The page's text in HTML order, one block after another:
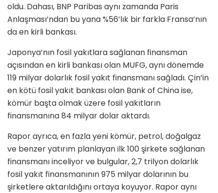
oldu. Dahası, BNP Paribas aynı zamanda Paris
Anlaşması’ndan bu yana %56’lık bir farkla Fransa’nın
da en kirli bankası.
Japonya’nın fosil yakıtlara sağlanan finansman
açısından en kirli bankası olan MUFG, aynı dönemde
119 milyar dolarlık fosil yakıt finansmanı sağladı. Çin’in
en kötü fosil yakıt bankası olan Bank of China ise,
kömür başta olmak üzere fosil yakıtların
finansmanına 84 milyar dolar aktardı.
Rapor ayrıca, en fazla yeni kömür, petrol, doğalgaz
ve benzer yatırım planlayan ilk 100 şirkete sağlanan
finansmanı inceliyor ve bulgular, 2,7 trilyon dolarlık
fosil yakıt finansmanının 975 milyar dolarının bu
şirketlere aktarıldığını ortaya koyuyor. Rapor aynı